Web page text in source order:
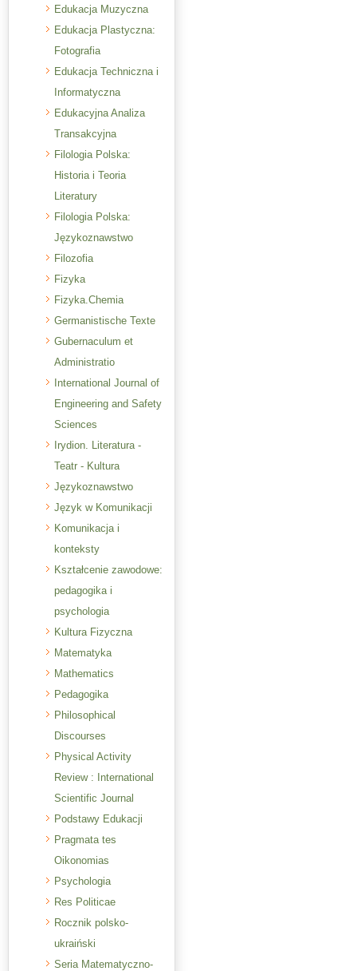
Edukacja Muzyczna
Edukacja Plastyczna:
Fotografia
Edukacja Techniczna i
Informatyczna
Edukacyjna Analiza
Transakcyjna
Filologia Polska:
Historia i Teoria
Literatury
Filologia Polska:
Językoznawstwo
Filozofia
Fizyka
Fizyka.Chemia
Germanistische Texte
Gubernaculum et
Administratio
International Journal of
Engineering and Safety
Sciences
Irydion. Literatura -
Teatr - Kultura
Językoznawstwo
Język w Komunikacji
Komunikacja i
konteksty
Kształcenie zawodowe:
pedagogika i
psychologia
Kultura Fizyczna
Matematyka
Mathematics
Pedagogika
Philosophical
Discourses
Physical Activity
Review : International
Scientific Journal
Podstawy Edukacji
Pragmata tes
Oikonomias
Psychologia
Res Politicae
Rocznik polsko-
ukraiński
Seria Matematyczno-